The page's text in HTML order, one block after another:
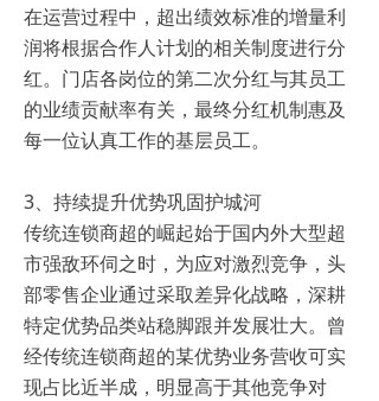
在运营过程中，超出绩效标准的增量利
润将根据合作人计划的相关制度进行分
红。门店各岗位的第二次分红与其员工
的业绩贡献率有关，最终分红机制惠及
每一位认真工作的基层员工。
3、持续提升优势巩固护城河
传统连锁商超的崛起始于国内外大型超
市强敌环伺之时，为应对激烈竞争，头
部零售企业通过采取差异化战略，深耕
特定优势品类站稳脚跟并发展壮大。曾
经传统连锁商超的某优势业务营收可实
现占比近半成，明显高于其他竞争对